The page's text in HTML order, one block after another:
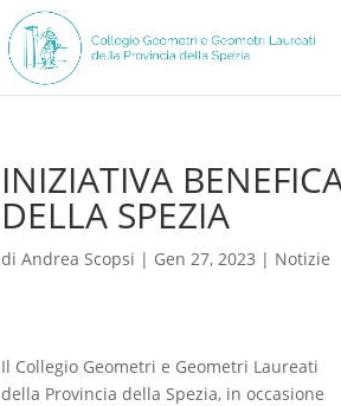
INIZIATIVA
DELLA SPEZIA
diAndrea Scopsi | Gen 27, 2023 | Notizie
Il Collegio Geometri e Geometri Laureati
della Provincia della Spezia, in occasione